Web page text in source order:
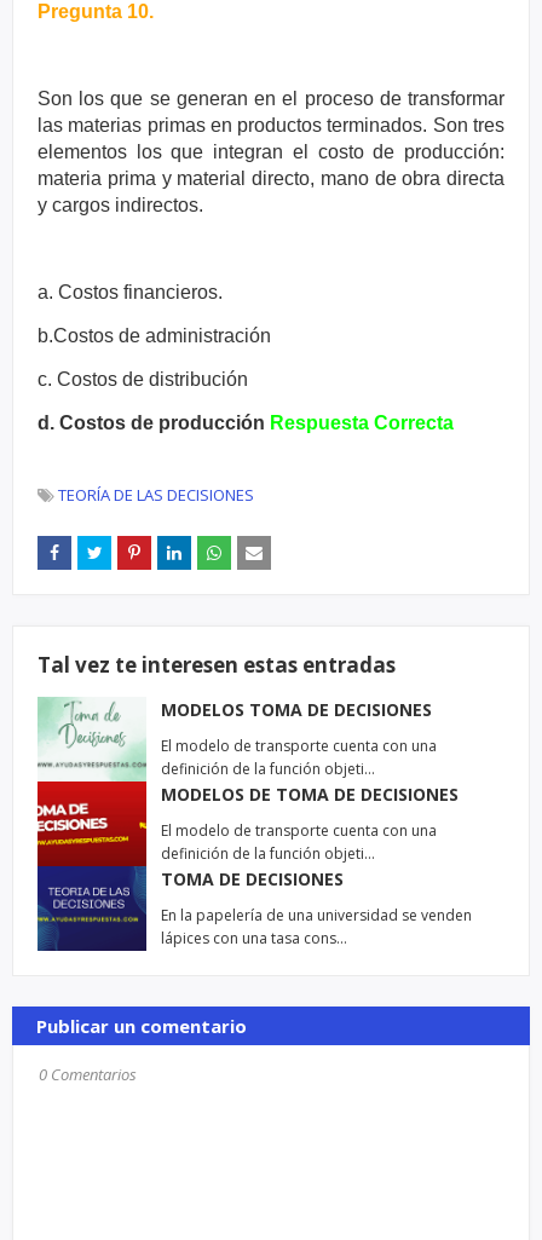
Pregunta 10.
Son los que se generan en el proceso de transformar
las materias primas en productos terminados. Son tres
elementos los que integran el costo de producción:
materia prima y material directo, mano de obra directa
y cargos indirectos.
a. Costos financieros.
b.Costos de administración
c. Costos de distribución
d. Costos de producción Respuesta Correcta
TEORÍA DE LAS DECISIONES
Tal vez te interesen estas entradas
MODELOS TOMA DE DECISIONES
El modelo de transporte cuenta con una
definición de la función objeti…
MODELOS DE TOMA DE DECISIONES
El modelo de transporte cuenta con una
definición de la función objeti…
TOMA DE DECISIONES
En la papelería de una universidad se venden
lápices con una tasa cons…
Publicar un comentario
0 Comentarios